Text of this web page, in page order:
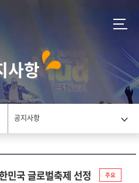
사항
공지사항
민국 글로벌축제 선정 주요